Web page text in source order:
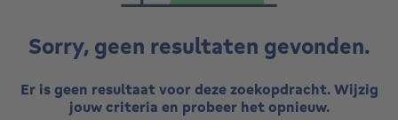
Sorry, geen resultaten gevonden.
Er is geen resultaat voor deze zoekopdracht. Wijzig
jouw criteria en probeer het opnieuw.